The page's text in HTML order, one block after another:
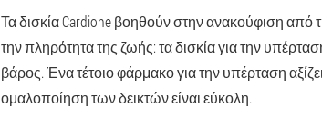
Τα δισκία Cardione βοηθούν στην ανακούφιση από
την πληρότητα της ζωής: τα δισκία για την
βάρος. Ένα τέτοιο φάρμακο για την υπέρταση
ομαλοποίηση των δεικτών είναι εύκολη.